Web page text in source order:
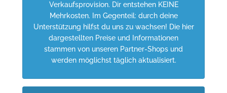
Verkaufsprovision. Dir entstehen KEINE
Mehrkosten. Im Gegenteil: durch deine
Unterstützung hilfst du uns zu wachsen! Die hier
dargestellten Preise und Informationen
stammen von unseren Partner-Shops und
werden möglichst täglich aktualisiert.